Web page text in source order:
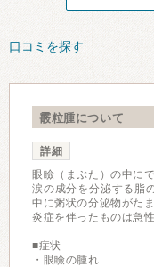
口コミを探す
霰粒腫について
詳細
眼瞼（まぶた）の中に
涙の成分を分泌する脂
中に粥状の分泌物がた
炎症を伴ったものは急
■症状
・眼瞼の腫れ